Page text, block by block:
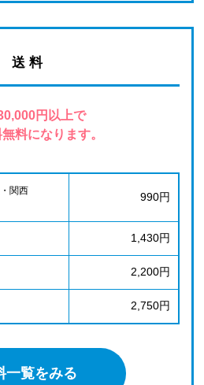
送 料
円以上で
料になります。
関西
990円
1,430円
2,200円
2,750円
一覧をみる